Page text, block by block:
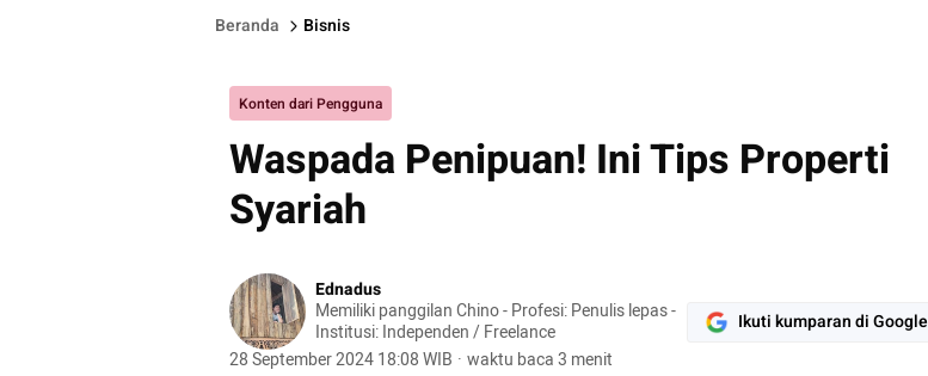
Beranda Bisnis
Konten dari Pengguna
Waspada Penipuan! Ini Tips Properti
Syariah
Ednadus
Memiliki panggilan Chino - Profesi: Penulis lepas -
Institusi: Independen / Freelance
28 September 2024 18:08 WIB · waktu baca 3 menit
Ikuti kumparan di Google